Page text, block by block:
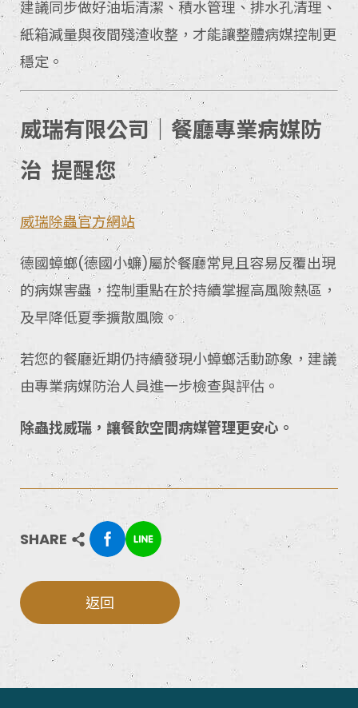
建議同步做好油垢清潔、積水管理、排水孔清理、
紙箱減量與夜間殘渣收整，才能讓整體病媒控制更
穩定。
威瑞有限公司｜餐廳專業病媒防
治 提醒您
威瑞除蟲官方網站
德國蟑螂(德國小蠊)屬於餐廳常見且容易反覆出現
的病媒害蟲，控制重點在於持續掌握高風險熱區，
及早降低夏季擴散風險。
若您的餐廳近期仍持續發現小蟑螂活動跡象，建議
由專業病媒防治人員進一步檢查與評估。
除蟲找威瑞，讓餐飲空間病媒管理更安心。
SHARE
返回